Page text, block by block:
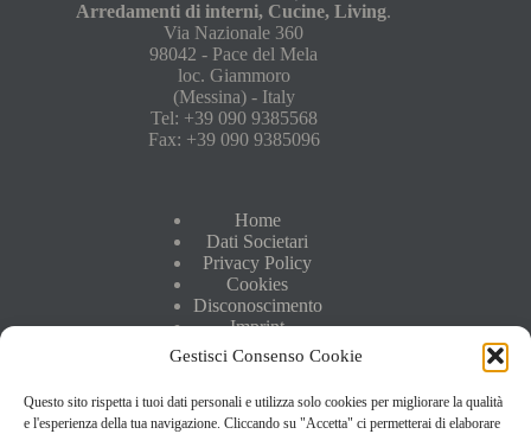
Gestisci Consenso Cookie
Questo sito rispetta i tuoi dati personali e utilizza solo cookies per migliorare la qualità
e l'esperienza della tua navigazione. Cliccando su "Accetta" ci permetterai di elaborare
Arredamenti di interni, Cucine, Living.
Via Nazionale 360
98042 - Pace del Mela
loc. Giammoro
(Messina) - Italy
Tel: +39 090 9385568
Fax: +39 090 9385096
Home
Dati Societari
Privacy Policy
Cookies
Disconoscimento
Imprint
Sitemap